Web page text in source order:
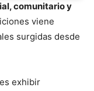
comunitario y
viene
surgidas desde
exhibir